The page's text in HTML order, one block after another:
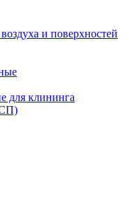
и поверхностей
для клининга